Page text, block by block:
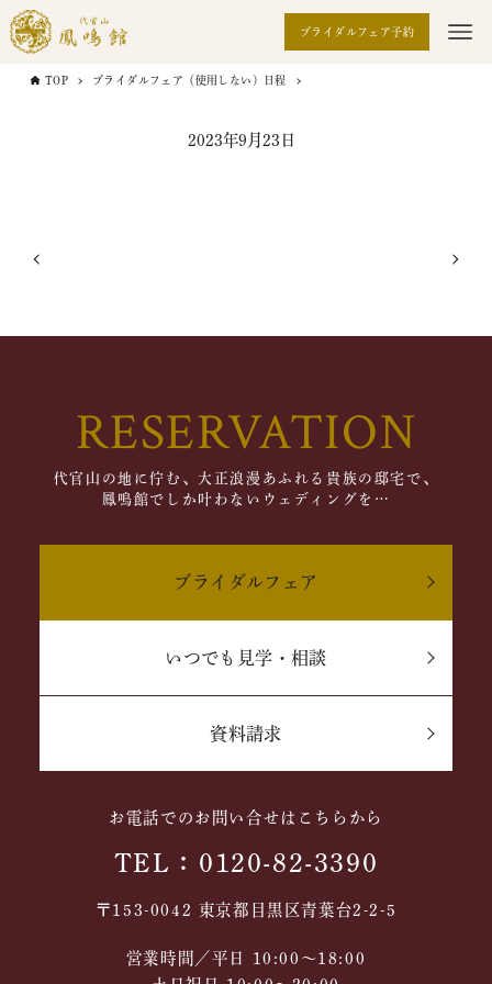
ブライダルフェア予約
TOP ブライダルフェア（使用しない）日程
2023年9月23日
RESERVATION
代官山の地に佇む、大正浪漫あふれる貴族の邸宅で、
鳳鳴館でしか叶わないウェディングを…
ブライダルフェア
いつでも見学・相談
資料請求
お電話でのお問い合せはこちらから
TEL：0120-82-3390
〒153-0042 東京都目黒区青葉台2-2-5
営業時間／平日 10:00～18:00